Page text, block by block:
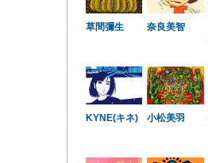
草間彌生 奈良美智
KYNE(キネ) 小松美羽